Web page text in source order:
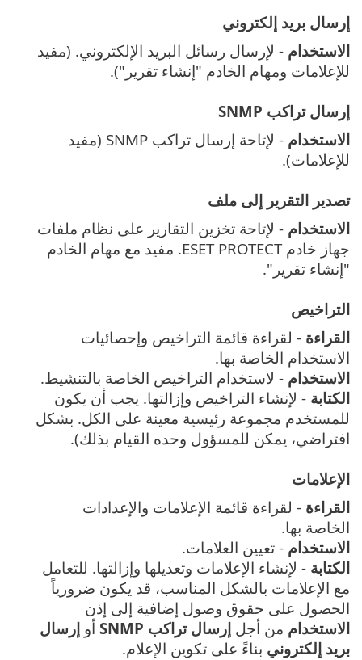
إرسال بريد إلكتروني
الاستخدام - لإرسال رسائل البريد الإلكتروني. (مفيد
للإعلامات ومهام الخادم "إنشاء تقرير").
إرسال تراكب SNMP
الاستخدام
- لإتاحة إرسال تراكب SNMP (مفيد
للإعلامات).
تصدير التقرير إلى ملف
الاستخدام - لإتاحة تخزين التقارير على نظام ملفات
جهاز خادم ESET PROTECT. مفيد مع مهام الخادم
"إنشاء تقرير".
التراخيص
القراءة - لقراءة قائمة التراخيص وإحصائيات
الاستخدام الخاصة بها.
الاستخدام - لاستخدام التراخيص الخاصة بالتنشيط.
الكتابة - لإنشاء التراخيص وإزالتها. يجب أن يكون
للمستخدم مجموعة رئيسية معينة على الكل. بشكل
افتراضي، يمكن للمسؤول وحده القيام بذلك).
الإعلامات
القراءة - لقراءة قائمة الإعلامات والإعدادات
الخاصة بها.
الاستخدام - تعيين العلامات.
الكتابة - لإنشاء الإعلامات وتعديلها وإزالتها. للتعامل
مع الإعلامات بالشكل المناسب، قد يكون ضرورياً
الحصول على حقوق وصول إضافية إلى إذن
الاستخدام من أجل إرسال تراكب SNMP أو إرسال
بريد إلكتروني بناءً على تكوين الإعلام.